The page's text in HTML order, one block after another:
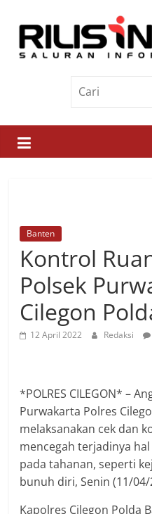
contentRilis
Saluran
Informasi
Banten
Kontrol
Polsek
Cilegon
12 April 2022 Redaksi
*POLRES CILEGON* –
Purwakarta Polres
melaksanakan cek dan
mencegah terjadinya
pada tahanan, seperti
bunuh diri, Senin (11/04/
Kapolres Cilegon Polda